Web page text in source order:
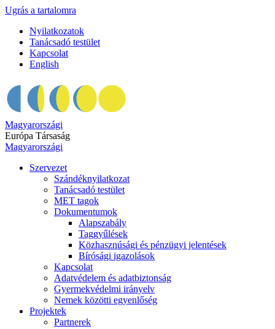
Ugrás a tartalomra
Nyilatkozatok
Tanácsadó testület
Kapcsolat
English
Magyarországi
Európa Társaság
Magyarországi
Szervezet
Szándéknyilatkozat
Tanácsadó testület
MET tagok
Dokumentumok
Alapszabály
Taggyűlések
Közhasznúsági és pénzügyi jelentések
Bírósági igazolások
Kapcsolat
Adatvédelem és adatbiztonság
Gyermekvédelmi irányelv
Nemek közötti egyenlőség
Projektek
Partnerek